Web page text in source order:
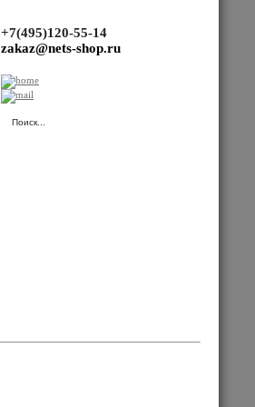
+7(495)120-55-14
zakaz@nets-shop.ru